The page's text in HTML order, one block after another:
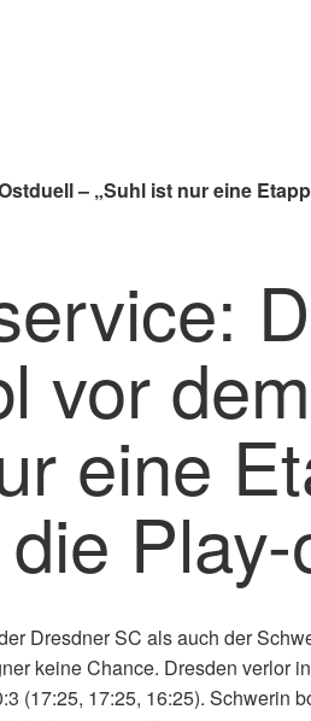
– „Suhl ist nur eine
vor
eine
Play-
Dresdner SC als auch der
keine Chance. Dresden verlor
(17:25, 17:25, 16:25). Schwerin